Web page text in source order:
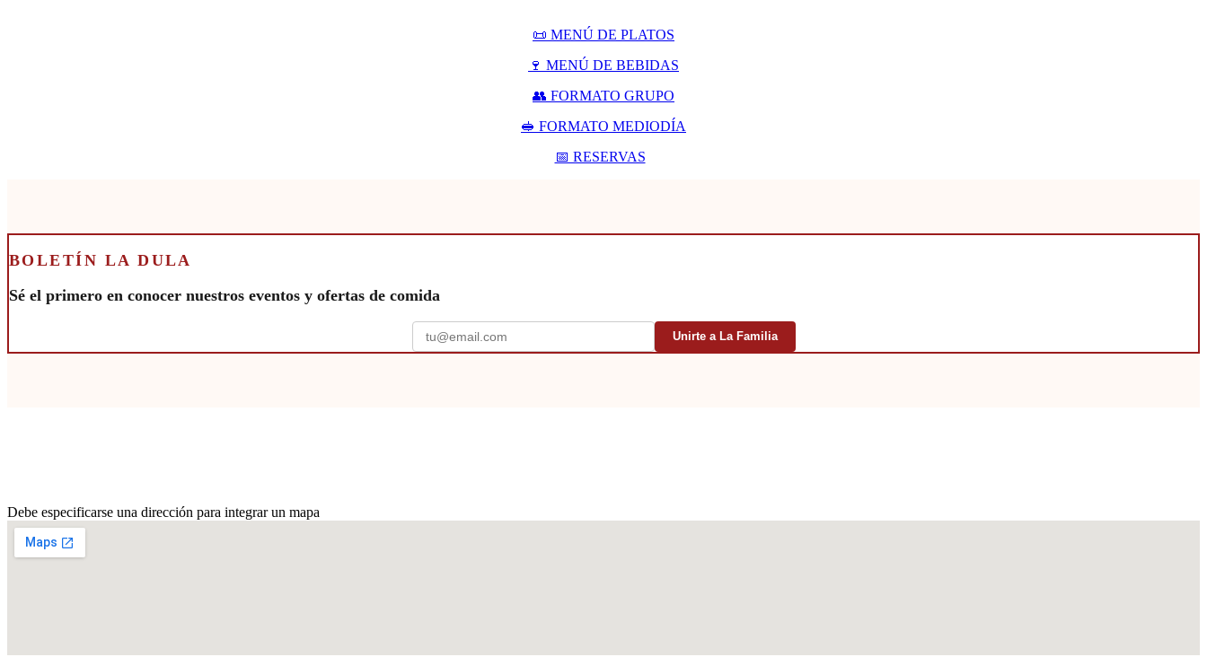
📜 MENÚ DE PLATOS
🍷 MENÚ DE BEBIDAS
👥 FORMATO GRUPO
🥪 FORMATO MEDIODÍA
📅 RESERVAS
BOLETÍN LA DULA
Sé el primero en conocer nuestros eventos y ofertas de comida
Unirte a La Familia
Debe especificarse una dirección para integrar un mapa